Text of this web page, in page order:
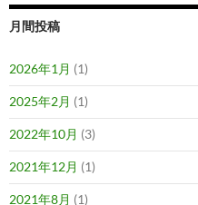
月間投稿
2026年1月 (1)
2025年2月 (1)
2022年10月 (3)
2021年12月 (1)
2021年8月 (1)